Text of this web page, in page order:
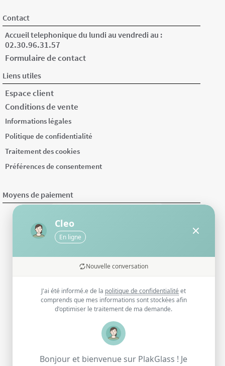
Contact
Accueil telephonique du lundi au vendredi au :
02.30.96.31.57
Formulaire de contact
Liens utiles
Espace client
Conditions de vente
Informations légales
Politique de confidentialité
Traitement des cookies
Préférences de consentement
Moyens de paiement
Cleo
En ligne
Nouvelle conversation
J'ai été informé.e de la politique de confidentialité et
comprends que mes informations sont stockées afin
d'optimiser le traitement de ma demande.
Bonjour et bienvenue sur PlakGlass ! Je